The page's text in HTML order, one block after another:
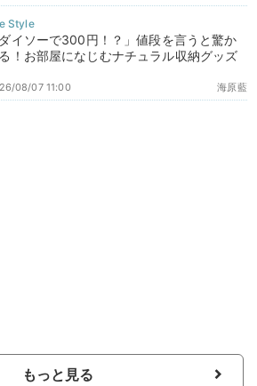
ダイソーで300円！？」値段を言うと驚か
！お部屋になじむナチュラル収納グッズ
海原藍
08/07 11:00
もっと見る